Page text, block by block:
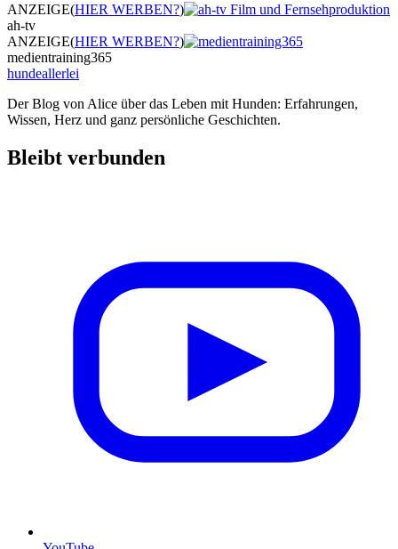
ANZEIGE(HIER WERBEN?)
ah-tv
ANZEIGE(HIER WERBEN?)
medientraining365
hundeallerlei
Der Blog von Alice über das Leben mit Hunden: Erfahrungen,
Wissen, Herz und ganz persönliche Geschichten.
Bleibt verbunden